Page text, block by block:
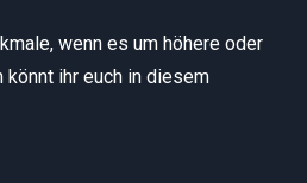
wenn es um höhere oder
ihr euch in diesem